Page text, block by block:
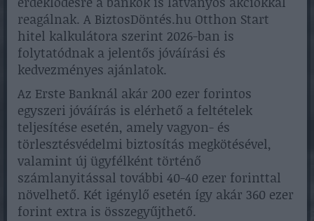
reagálnak. A BiztosDöntés.hu Otthon Start
hitel kalkulátora szerint 2026-ban is
folytatódnak a jelentős jóváírási és
kedvezményes ajánlatok.
Az Erste Banknál akár 200 ezer forintos
egyszeri jóváírás is elérhető a feltételek
teljesítése esetén, amely vagyon- és
törlesztésvédelmi biztosítás megkötésével,
valamint új ügyfélként történő
számlanyitással további 40-40 ezer forinttal
növelhető. Két igénylő esetén így akár 360 ezer
forint extra is összegyűjthető.